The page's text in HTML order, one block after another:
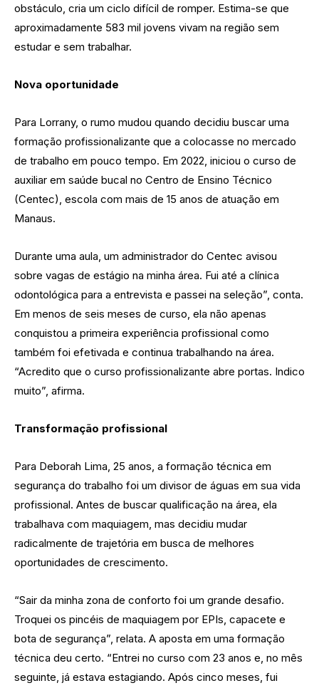
obstáculo, cria um ciclo difícil de romper. Estima-se que
aproximadamente 583 mil jovens vivam na região sem
estudar e sem trabalhar.
Nova oportunidade
Para Lorrany, o rumo mudou quando decidiu buscar uma
formação profissionalizante que a colocasse no mercado
de trabalho em pouco tempo. Em 2022, iniciou o curso de
auxiliar em saúde bucal no Centro de Ensino Técnico
(Centec), escola com mais de 15 anos de atuação em
Manaus.
Durante uma aula, um administrador do Centec avisou
sobre vagas de estágio na minha área. Fui até a clínica
odontológica para a entrevista e passei na seleção”, conta.
Em menos de seis meses de curso, ela não apenas
conquistou a primeira experiência profissional como
também foi efetivada e continua trabalhando na área.
“Acredito que o curso profissionalizante abre portas. Indico
muito”, afirma.
Transformação profissional
Para Deborah Lima, 25 anos, a formação técnica em
segurança do trabalho foi um divisor de águas em sua vida
profissional. Antes de buscar qualificação na área, ela
trabalhava com maquiagem, mas decidiu mudar
radicalmente de trajetória em busca de melhores
oportunidades de crescimento.
“Sair da minha zona de conforto foi um grande desafio.
Troquei os pincéis de maquiagem por EPIs, capacete e
bota de segurança”, relata. A aposta em uma formação
técnica deu certo. “Entrei no curso com 23 anos e, no mês
seguinte, já estava estagiando. Após cinco meses, fui